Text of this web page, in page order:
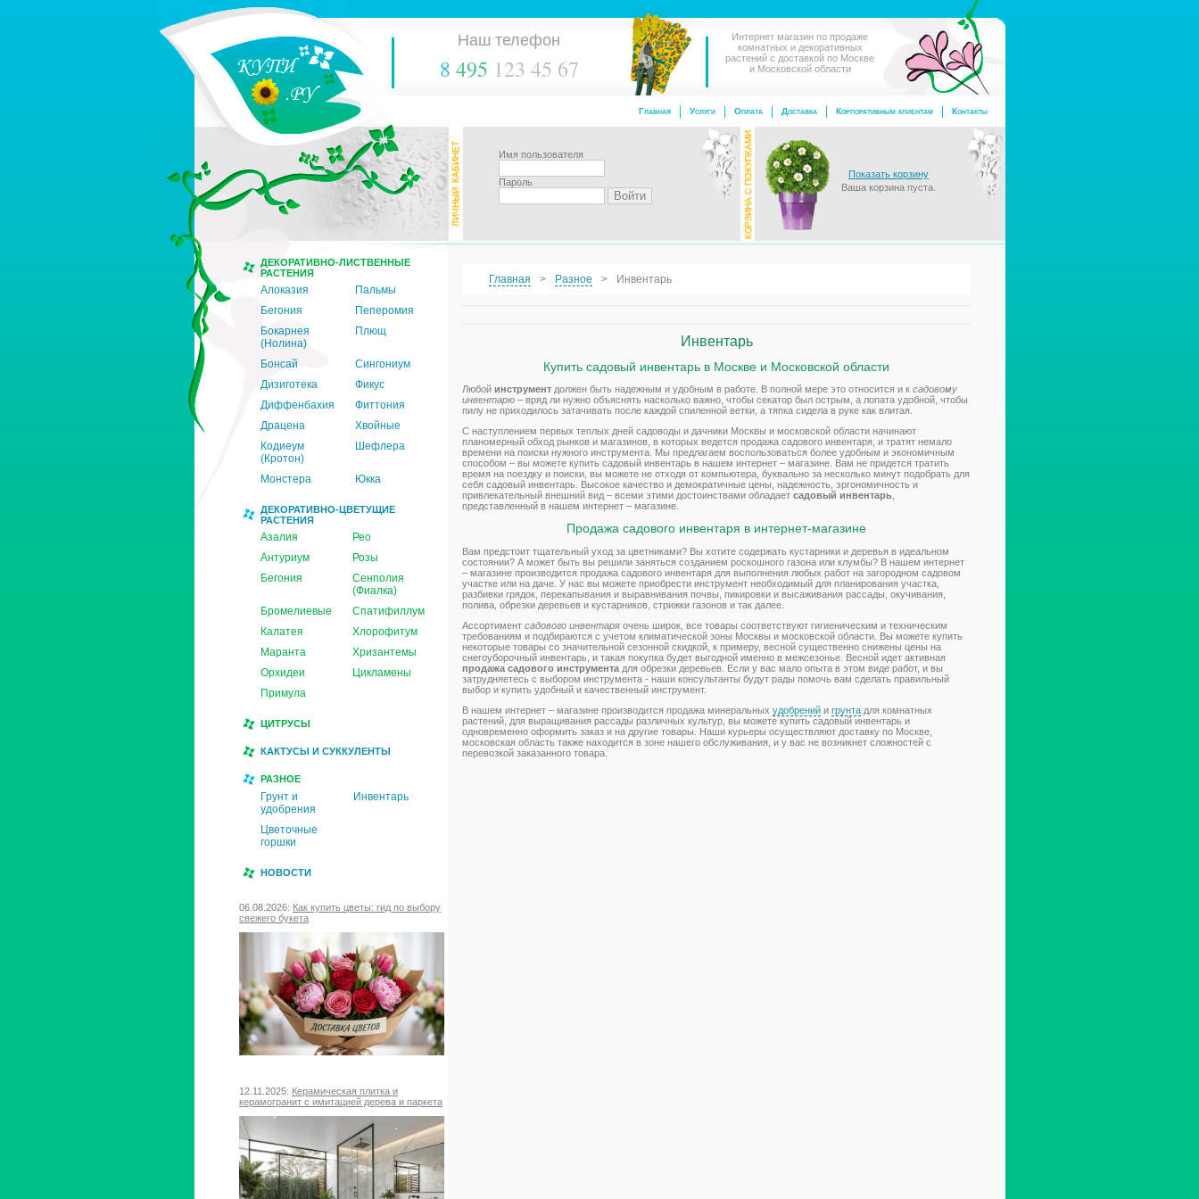
Наш телефон
8 495 123 45 67
Интернет магазин по продаже
комнатных и декоративных
растений с доставкой по Москве
и Московской области
Контакты
Корпоративным клиентам
Доставка
Оплата
Услуги
Главная
Имя пользователя
Пароль
Показать корзину
Ваша корзина пуста.
ДЕКОРАТИВНО-ЛИСТВЕННЫЕ
РАСТЕНИЯ
Алоказия
Пальмы
Бегония
Пеперомия
Бокарнея
(Нолина)
Плющ
Бонсай
Сингониум
Дизиготека
Фикус
Диффенбахия
Фиттония
Драцена
Хвойные
Кодиеум
(Кротон)
Шефлера
Монстера Юкка
ДЕКОРАТИВНО-ЦВЕТУЩИЕ
РАСТЕНИЯ
Азалия
Рео
Антуриум
Розы
Бегония
Сенполия
(Фиалка)
Бромелиевые
Спатифиллум
Калатея
Хлорофитум
Маранта
Хризантемы
Орхидеи
Цикламены
Примула
ЦИТРУСЫ
КАКТУСЫ И СУККУЛЕНТЫ
РАЗНОЕ
Грунт и
удобрения
Инвентарь
Цветочные
горшки
НОВОСТИ
06.08.2026: Как купить цветы: гид по выбору
свежего букета
12.11.2025: Керамическая плитка и
керамогранит с имитацией дерева и паркета
Главная Разное Инвентарь
Инвентарь
Купить садовый инвентарь в Москве и Московской области
Любой инструмент должен быть надежным и удобным в работе. В полной мере это относится и к садовому
инвентарю – вряд ли нужно объяснять насколько важно, чтобы секатор был острым, а лопата удобной, чтобы
пилу не приходилось затачивать после каждой спиленной ветки, а тяпка сидела в руке как влитая.
С наступлением первых теплых дней садоводы и дачники Москвы и московской области начинают
планомерный обход рынков и магазинов, в которых ведется продажа садового инвентаря, и тратят немало
времени на поиски нужного инструмента. Мы предлагаем воспользоваться более удобным и экономичным
способом – вы можете купить садовый инвентарь в нашем интернет – магазине. Вам не придется тратить
время на поездку и поиски, вы можете не отходя от компьютера, буквально за несколько минут подобрать для
себя садовый инвентарь. Высокое качество и демократичные цены, надежность, эргономичность и
привлекательный внешний вид – всеми этими достоинствами обладает садовый инвентарь
представленный в нашем интернет – магазине.
Продажа садового инвентаря в интернет-магазине
Вам предстоит тщательный уход за цветниками? Вы хотите содержать кустарники и деревья в идеальном
состоянии? А может быть вы решили заняться созданием роскошного газона или клумбы? В нашем интернет
– магазине производится продажа садового инвентаря для выполнения любых работ на загородном садовом
участке или на даче. У нас вы можете приобрести инструмент необходимый для планирования участка,
разбивки грядок, перекапывания и выравнивания почвы, пикировки и высаживания рассады, окучивания,
полива, обрезки деревьев и кустарников, стрижки газонов и так далее.
Ассортимент садового инвентаря очень широк, все товары соответствуют гигиеническим и техническим
требованиям и подбираются с учетом климатической зоны Москвы и московской области. Вы можете купить
некоторые товары со значительной сезонной скидкой, к примеру, весной существенно снижены цены на
снегоуборочный инвентарь, и такая покупка будет выгодной именно в межсезонье. Весной идет активная
продажа садового инструмента для обрезки деревьев. Если у вас мало опыта в этом виде работ, и вы
затрудняетесь с выбором инструмента - наши консультанты будут рады помочь вам сделать правильный
выбор и купить удобный и качественный инструмент.
В нашем интернет – магазине производится продажа минеральных удобрений и грунта для комнатных
растений, для выращивания рассады различных культур, вы можете купить садовый инвентарь и
одновременно оформить заказ и на другие товары. Наши курьеры осуществляют доставку по Москве,
московская область также находится в зоне нашего обслуживания, и у вас не возникнет сложностей с
перевозкой заказанного товара.